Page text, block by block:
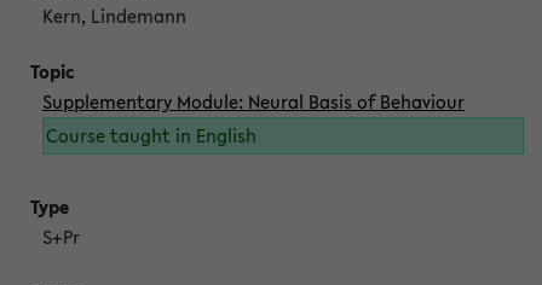
Kern, Lindemann
Supplementary Module: Neural Basis of Behaviour
Course taught in English
S+Pr